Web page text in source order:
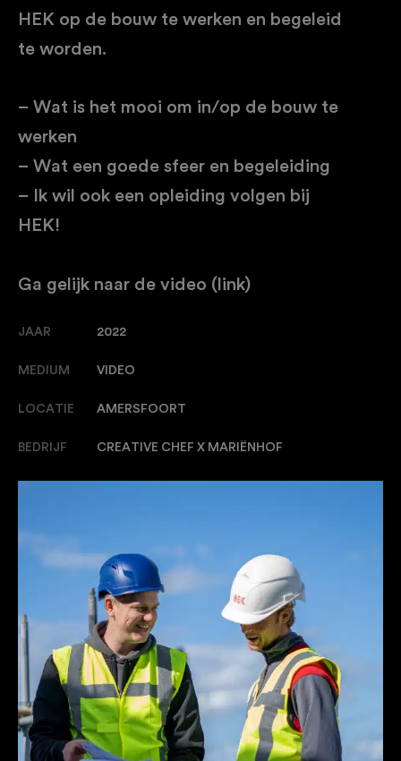
HEK op de bouw te werken en begeleid
te worden.
– Wat is het mooi om in/op de bouw te
werken
– Wat een goede sfeer en begeleiding
– Ik wil ook een opleiding volgen bij
HEK!
Ga gelijk naar de video (link)
JAAR 2022
MEDIUM VIDEO
LOCATIE AMERSFOORT
BEDRIJF CREATIVE CHEF X MARIËNHOF